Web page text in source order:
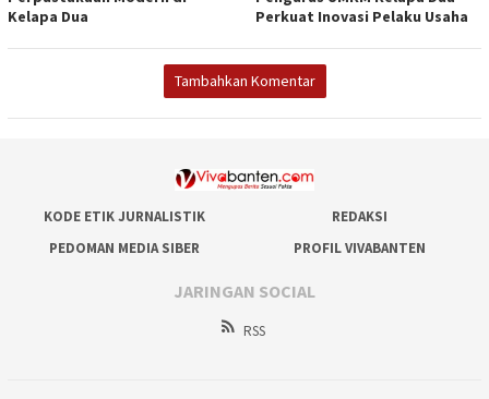
Kelapa Dua
Perkuat Inovasi Pelaku Usaha
Tambahkan Komentar
KODE ETIK JURNALISTIK
REDAKSI
PEDOMAN MEDIA SIBER
PROFIL VIVABANTEN
JARINGAN SOCIAL
RSS